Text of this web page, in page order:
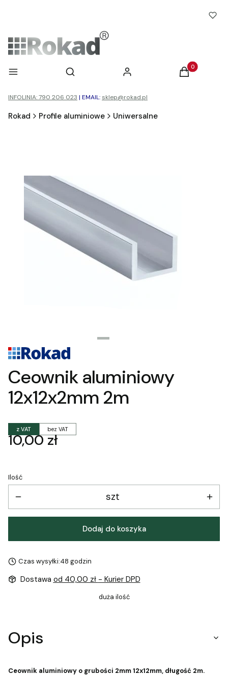
Menu Otwórz wyszukiwarkę
Szukaj Zaloguj się Produkty w
Koszyk
INFOLINIA: 790 206 023 | EMAIL: sklep@rokad.pl
Rokad Profile aluminiowe Uniwersalne
Ceownik aluminiowy
12x12x2mm 2m
z VAT bez VAT
Cena
10,00 zł
Ilość
szt
Dodaj do koszyka
Czas wysyłki:48 godzin
Dostawa od 40,00 zł - Kurier DPD
duża ilość
Opis
Ceownik aluminiowy o grubości 2mm 12x12mm, długość 2m.